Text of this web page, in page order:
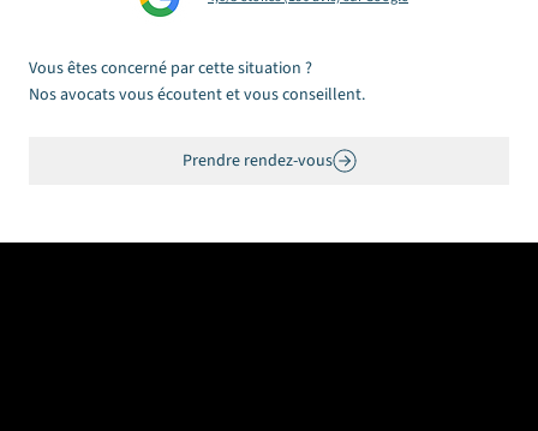
Vous êtes concerné par cette situation ?
Nos avocats vous écoutent et vous conseillent.
Prendre rendez-vous